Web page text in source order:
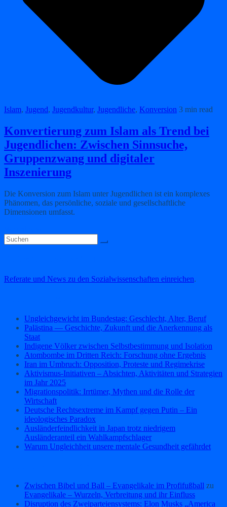
Islam, Jugend, Jugendkultur, Jugendliche, Konversion 3 min read
Konvertierung zum Islam als Trend bei
Jugendlichen: Zwischen Sinnsuche,
Gruppenzwang und digitaler
Inszenierung
Die Konversion zum Islam unter Jugendlichen ist ein komplexes
Phänomen, das persönliche, soziale und gesellschaftliche
Dimensionen umfasst.
Referate und News zu den Sozialwissenschaften einreichen.
Ungleichgewicht im Bundestag: Geschlecht, Alter, Beruf
Palästina — Geschichte, Zukunft und die Anerkennung als
Staat
Indigene Völker zwischen Selbstbestimmung und Isolation
Atombombe im Dritten Reich: Forschung ohne Ergebnis
Iran im Umbruch: Opposition, Proteste und Regimekrise
Aktivismus‑Initiativen – Absichten, Aktivitäten und Strategien
im Jahr 2025
Migrationspolitik: Irrtümer, Mythen und die Rolle der
Wirtschaft
Deutsche Rechtsextreme im Kampf gegen Putin – Ein
ideologisches Paradox
Ausländerfeindlichkeit in Japan trotz niedrigem
Ausländeranteil ein Wahlkampfschlager
Warum Ungleichheit unsere mentale Gesundheit gefährdet
Zwischen Bibel und Ball – Evangelikale im Profifußball zu
Evangelikale – Wurzeln, Verbreitung und ihr Einfluss
Disruption des Zweiparteiensystems: Elon Musks „America